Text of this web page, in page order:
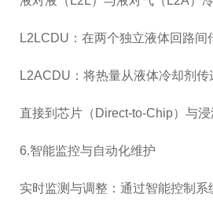
L2LCDU：在两个独立液体回路
L2ACDU：将热量从液体冷却剂
直接到芯片（Direct-to-Chip）与
6.智能监控与自动化维护
实时监测与调整：通过智能控制